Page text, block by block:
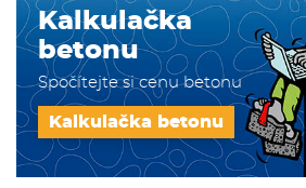
Kalkulačka
betonu
Spočítejte si cenu betonu
Kalkulačka betonu